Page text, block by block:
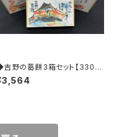
野の葛餅3箱セット【330g
みつ・きな粉付き】 ※お水取
柄